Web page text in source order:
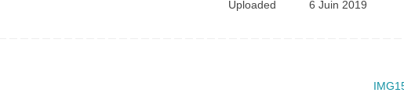
Uploaded 6 Juin 2019